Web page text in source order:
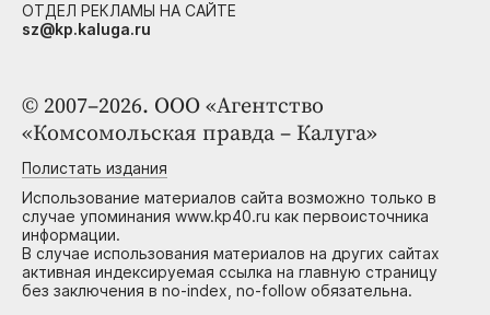
© 2007–2026. ООО «Агентство
«Комсомольская правда – Калуга»
Полистать издания
Использование материалов сайта возможно только в
случае упоминания www.kp40.ru как первоисточника
информации.
В случае использования материалов на других сайтах
активная индексируемая ссылка на главную страницу
без заключения в no-index, no-follow обязательна.
ОТДЕЛ РЕКЛАМЫ НА САЙТЕ
sz@kp.kaluga.ru